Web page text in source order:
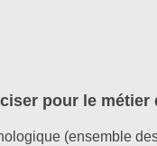
pour le métier
(ensemble